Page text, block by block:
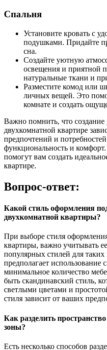
Спальня
Установите кровать с
подушками. Придайте
сна.
Создайте уютную
освещения и приятной
натуральные ткани и
Разместите комод или
личных вещей. Это
комнате и создать
Важно помнить, что
двухкомнатной квартире
предпочтений и
функциональность и
помогут вам создать
квартире.
Вопрос-ответ:
Какой стиль оформления
двухкомнатной квартиры?
При выборе стиля
квартиры, важно учитывать
популярных стилей для
предполагает
минимальное количество
быть скандинавский стиль,
светлыми цветами и
стиля зависит от ваших
Как разделить
зоны?
Есть несколько способов